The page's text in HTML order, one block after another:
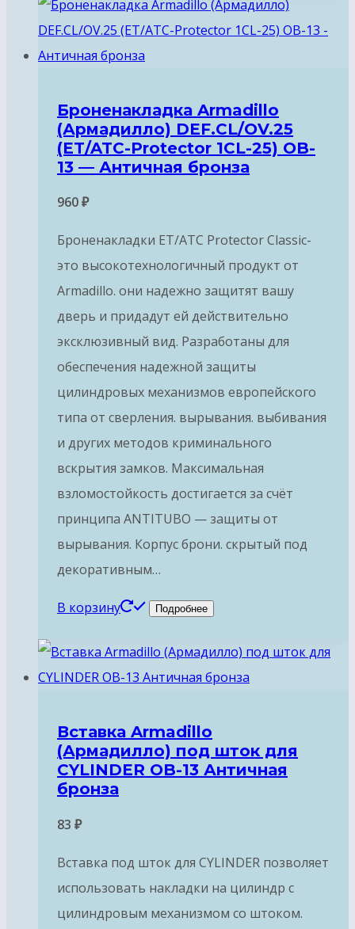
Броненакладка Armadillo
(Армадилло) DEF.CL/OV.25
(ET/ATC-Protector 1CL-25) OB-
13 — Античная бронза
960₽
Броненакладки ET/ATC Protector Classic-
это высокотехнологичный продукт от
Armadillo. они надежно защитят вашу
дверь и придадут ей действительно
эксклюзивный вид. Разработаны для
обеспечения надежной защиты
цилиндровых механизмов европейского
типа от сверления. вырывания. выбивания
и других методов криминального
вскрытия замков. Максимальная
взломостойкость достигается за счёт
принципа ANTITUBO — защиты от
вырывания. Корпус брони. скрытый под
декоративным…
В корзину Подробнее
Вставка Armadillo
(Армадилло) под шток для
CYLINDER OB-13 Античная
бронза
83 ₽
Вставка под шток для CYLINDER позволяет
использовать накладки на цилиндр с
цилиндровым механизмом со штоком.